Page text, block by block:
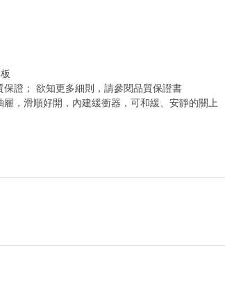
證； 欲知更多細則，請參閱品質保證書
屜，滑順好開，內建緩衝器，可和緩、安靜的關上